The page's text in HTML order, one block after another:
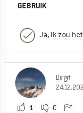
GEBRUIK
Ja, ik zou
Birgit
1 0